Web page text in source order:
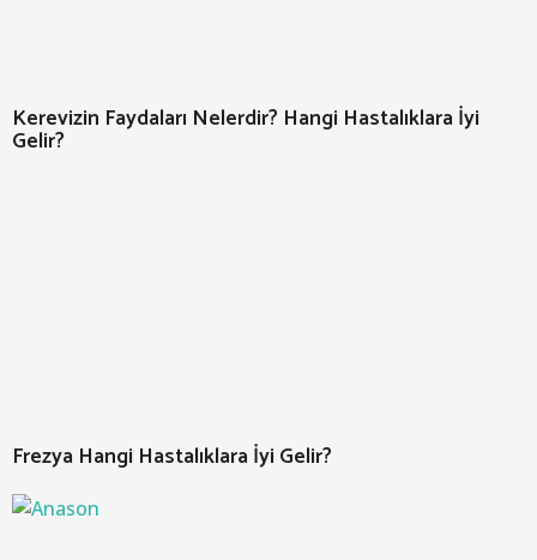
Kerevizin Faydaları Nelerdir? Hangi Hastalıklara İyi
Gelir?
Frezya Hangi Hastalıklara İyi Gelir?